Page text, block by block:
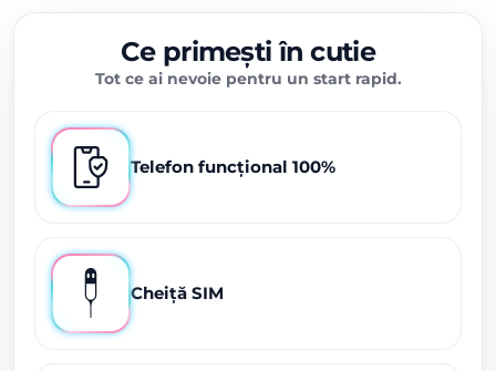
Ce primești în cutie
Tot ce ai nevoie pentru un start rapid.
Telefon funcțional 100%
Cheiță SIM